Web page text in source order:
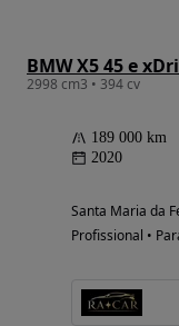
BMW X5 45 e
2998 cm3 • 394 cv
189 000 km
2020
Santa Maria da
Profissional •